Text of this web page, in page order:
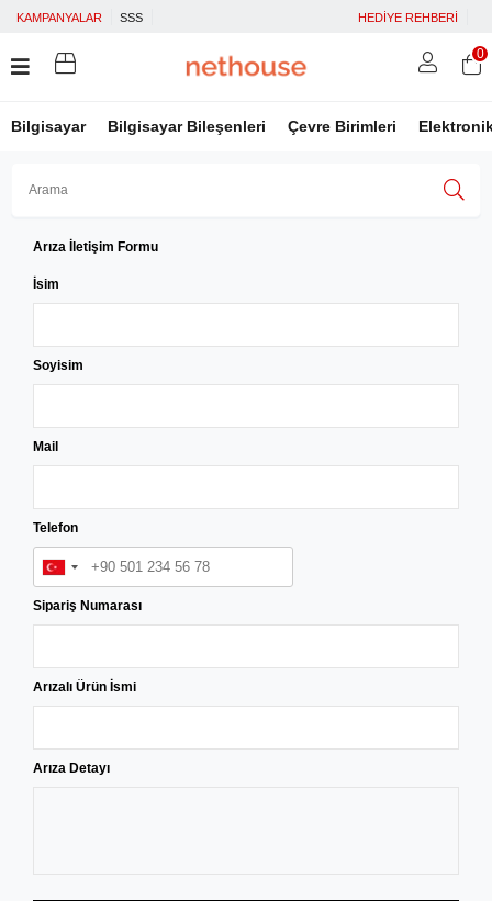
KAMPANYALAR SSS HEDİYE REHBERİ
Bilgisayar Bilgisayar Bileşenleri Çevre Birimleri
Üye Girişi
0
Arıza İletişim Formu
İsim
Soyisim
Mail
Telefon
Sipariş Numarası
Arızalı Ürün İsmi
Arıza Detayı